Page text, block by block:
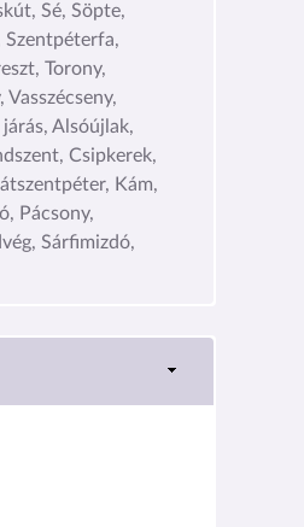
Sé, Söpte,
Szentpéterfa,
Torony,
Vasszécseny,
Alsóújlak,
Csipkerek,
Kám,
Pácsony,
Sárfimizdó,